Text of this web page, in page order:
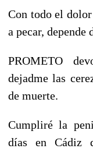
Con todo el
a pecar, depende
PROMETO
dejadme las
de muerte.
Cumpliré la
días en Cádiz